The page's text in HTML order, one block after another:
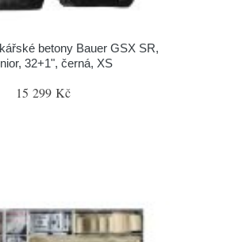
betony Bauer GSX SR,
32+1", černá, XS
15 299 Kč